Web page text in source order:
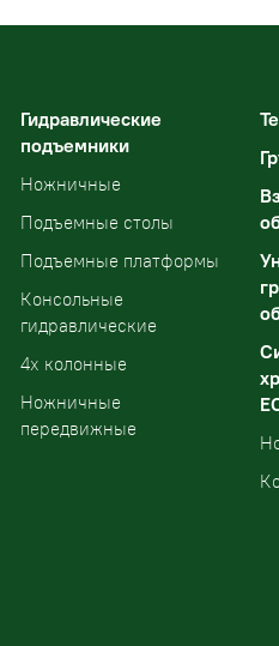
Гидравлические
подъемники
Ножничные
Подъемные столы
Подъемные платформы
Консольные
гидравлические
4х колонные
Ножничные
передвижные